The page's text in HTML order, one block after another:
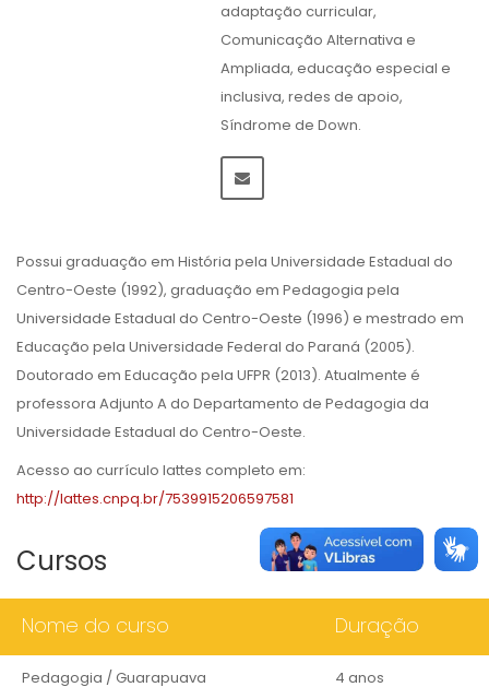
adaptação curricular,
Comunicação Alternativa e
Ampliada, educação especial e
inclusiva, redes de apoio,
Síndrome de Down.
Possui graduação em História pela Universidade Estadual do
Centro-Oeste (1992), graduação em Pedagogia pela
Universidade Estadual do Centro-Oeste (1996) e mestrado em
Educação pela Universidade Federal do Paraná (2005).
Doutorado em Educação pela UFPR (2013). Atualmente é
professora Adjunto A do Departamento de Pedagogia da
Universidade Estadual do Centro-Oeste.
Acesso ao currículo lattes completo em:
http://lattes.cnpq.br/7539915206597581
Cursos
Nome do curso Duração
Pedagogia / Guarapuava 4 anos